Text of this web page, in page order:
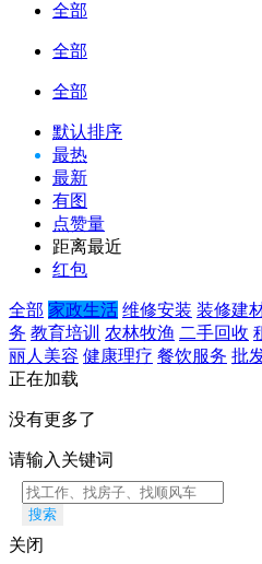
全部
全部
全部
默认排序
最热
最新
有图
点赞量
距离最近
红包
全部 家政生活 维修安装 装修建
务 教育培训 农林牧渔 二手回收
丽人美容 健康理疗 餐饮服务 批
正在加载
没有更多了
请输入关键词
搜索
关闭